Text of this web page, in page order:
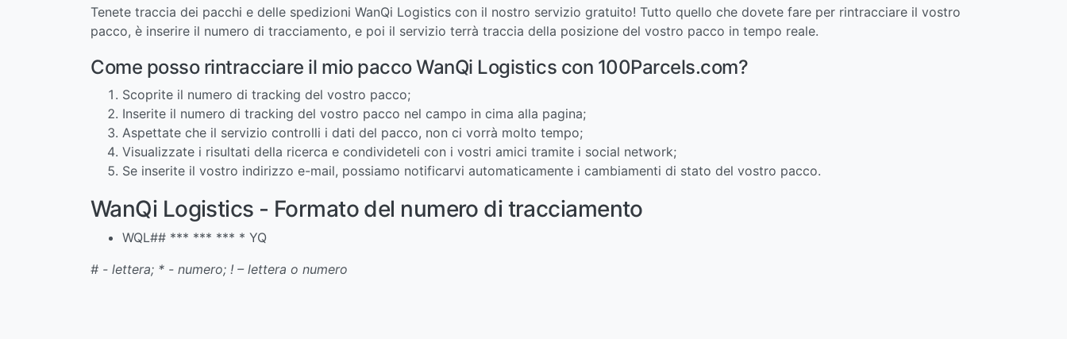
Tenete traccia dei pacchi e delle spedizioni WanQi Logistics con il nostro servizio gratuito! Tutto quello che dovete fare per rintracciare il vostro
pacco, è inserire il numero di tracciamento, e poi il servizio terrà traccia della posizione del vostro pacco in tempo reale.
Come posso rintracciare il mio pacco WanQi Logistics con 100Parcels.com?
Scoprite il numero di tracking del vostro pacco;
Inserite il numero di tracking del vostro pacco nel campo in cima alla pagina;
Aspettate che il servizio controlli i dati del pacco, non ci vorrà molto tempo;
Visualizzate i risultati della ricerca e condivideteli con i vostri amici tramite i social network;
Se inserite il vostro indirizzo e-mail, possiamo notificarvi automaticamente i cambiamenti di stato del vostro pacco.
WanQi Logistics - Formato del numero di tracciamento
WQL## *** *** *** * YQ
# - lettera; * - numero; ! – lettera o numero